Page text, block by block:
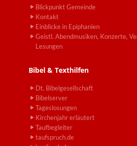
Blickpunkt Gemeinde
Kontakt
Einblicke in Epiphanien
Geistl. Abendmusiken, Konzerte,
Lesungen
Bibel & Texthilfen
Dt. Bibelgesellschaft
Bibelserver
Tageslosungen
Kirchenjahr erläutert
Taufbegleiter
taufspruch.de